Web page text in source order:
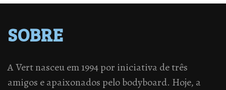
SOBRE
A Vert nasceu em 1994 por iniciativa de três
amigos e apaixonados pelo bodyboard. Hoje, a